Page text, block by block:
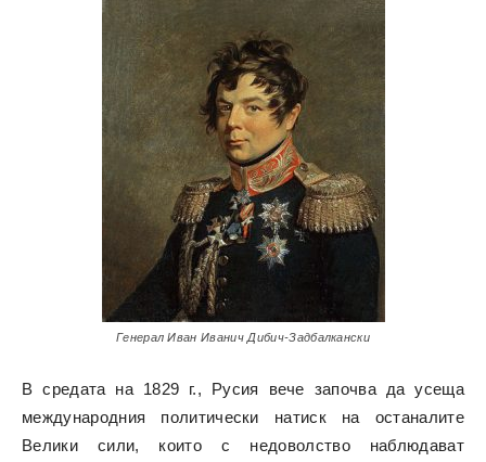
Генерал Иван Иванич Дибич-Задбалкански
В средата на 1829 г., Русия вече започва да усеща
международния политически натиск на останалите
Велики сили, които с недоволство наблюдават